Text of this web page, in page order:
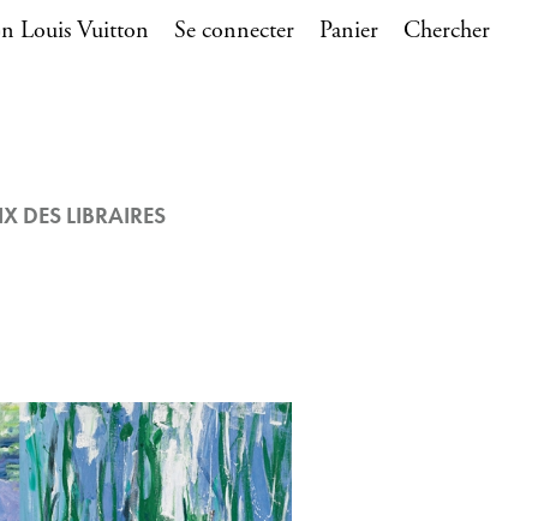
Louis Vuitton Se connecter Panier Chercher
DES LIBRAIRES